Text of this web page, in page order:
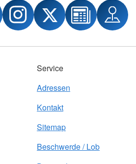
Service
Adressen
Kontakt
Sitemap
Beschwerde / Lob